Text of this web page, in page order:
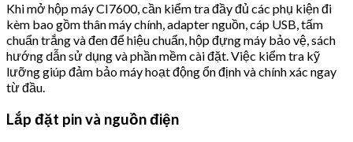
Khi mở hộp máy CI7600, cần kiểm tra đầy đủ các phụ kiện đi
kèm bao gồm thân máy chính, adapter nguồn, cáp USB, tấm
chuẩn trắng và đen để hiệu chuẩn, hộp đựng máy bảo vệ, sách
hướng dẫn sử dụng và phần mềm cài đặt. Việc kiểm tra kỹ
lưỡng giúp đảm bảo máy hoạt động ổn định và chính xác ngay
từ đầu.
Lắp đặt pin và nguồn điện